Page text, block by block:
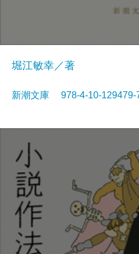
堀江敏幸／著
新潮文庫 978-4-10-